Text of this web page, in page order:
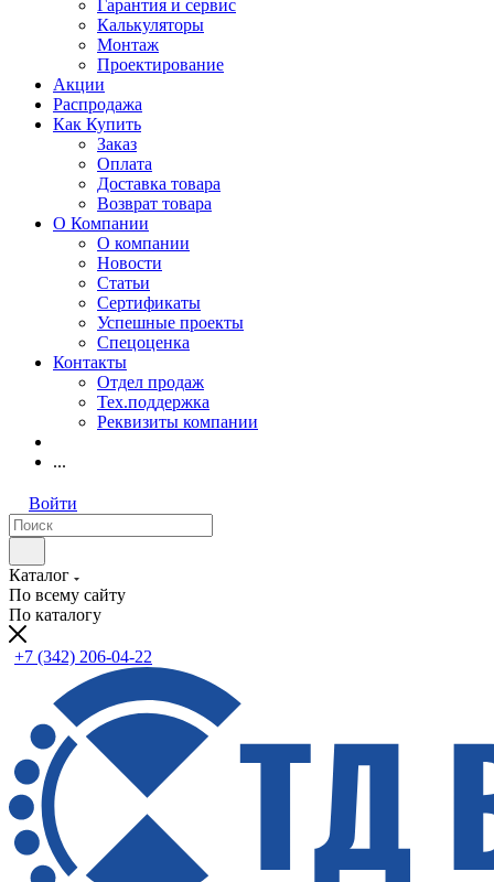
Гарантия и сервис
Калькуляторы
Монтаж
Проектирование
Акции
Распродажа
Как Купить
Заказ
Оплата
Доставка товара
Возврат товара
О Компании
О компании
Новости
Статьи
Сертификаты
Успешные проекты
Спецоценка
Контакты
Отдел продаж
Тех.поддержка
Реквизиты компании
...
Войти
Каталог
По всему сайту
По каталогу
+7 (342) 206-04-22